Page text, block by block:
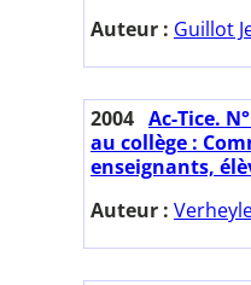
Auteur : Guillot
2004 Ac-Tice.
au collège :
enseignants,
Auteur :